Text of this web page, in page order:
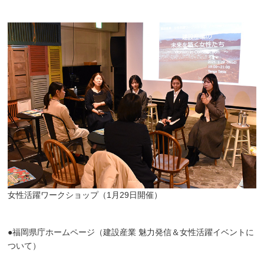
女性活躍ワークショップ（1月29日開催）
●福岡県庁ホームページ（建設産業 魅力発信＆女性活躍イベントに
ついて）